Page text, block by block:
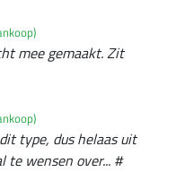
mee gemaakt. Zit
type, dus helaas uit
te wensen over... #